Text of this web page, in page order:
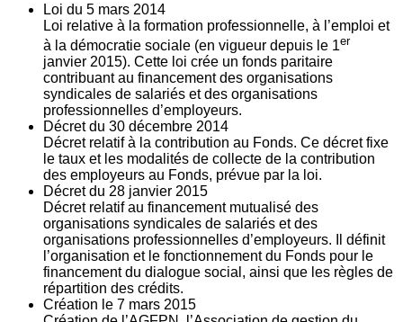
Loi du 5 mars 2014
Loi relative à la formation professionnelle, à l’emploi et
à la démocratie sociale (en vigueur depuis le 1er
janvier 2015). Cette loi crée un fonds paritaire
contribuant au financement des organisations
syndicales de salariés et des organisations
professionnelles d’employeurs.
Décret du 30 décembre 2014
Décret relatif à la contribution au Fonds. Ce décret fixe
le taux et les modalités de collecte de la contribution
des employeurs au Fonds, prévue par la loi.
Décret du 28 janvier 2015
Décret relatif au financement mutualisé des
organisations syndicales de salariés et des
organisations professionnelles d’employeurs. Il définit
l’organisation et le fonctionnement du Fonds pour le
financement du dialogue social, ainsi que les règles de
répartition des crédits.
Création le 7 mars 2015